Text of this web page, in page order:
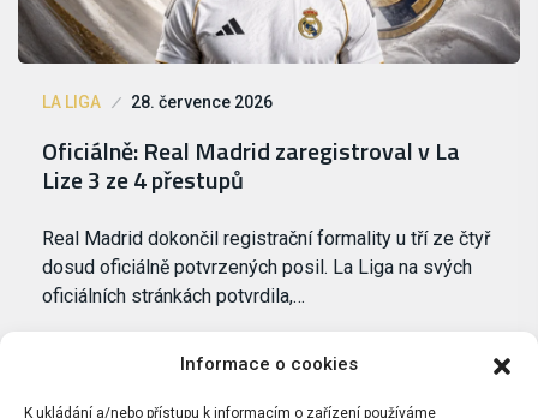
Informace o cookies
K ukládání a/nebo přístupu k informacím o zařízení používáme
LA LIGA 28. července 2026
Oficiálně: Real Madrid zaregistroval v La
Lize 3 ze 4 přestupů
Real Madrid dokončil registrační formality u tří ze čtyř
dosud oficiálně potvrzených posil. La Liga na svých
oficiálních stránkách potvrdila,…